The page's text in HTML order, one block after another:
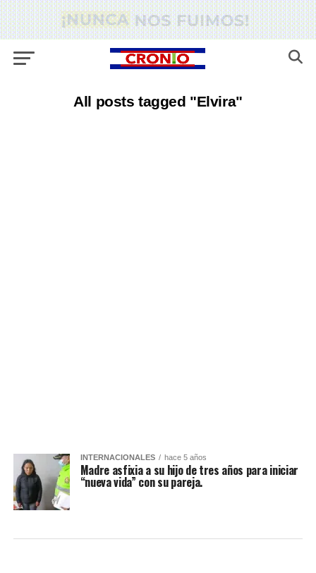
All posts tagged "Elvira"
INTERNACIONALES hace 5 años
Madre asfixia a su hijo de tres años para iniciar
“nueva vida” con su pareja.